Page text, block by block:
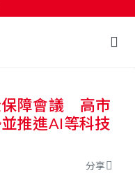
尋保障會議 高市
推進AI等科技
分享